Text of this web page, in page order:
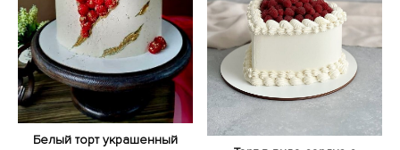
Белый торт украшенный